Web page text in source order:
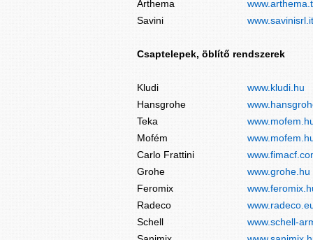
Arthema
Savini
www.savinisrl.it
Csaptelepek, öblítő rendszerek
Kludi
www.kludi.hu
Hansgrohe
Teka
Mofém
Carlo Frattini
Grohe
www.grohe.hu
Feromix
Radeco
Schell
www.schell-